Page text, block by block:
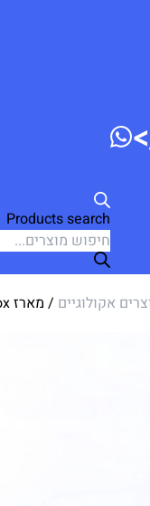
Products search
אקולוגיים/ מארז deli X-large box